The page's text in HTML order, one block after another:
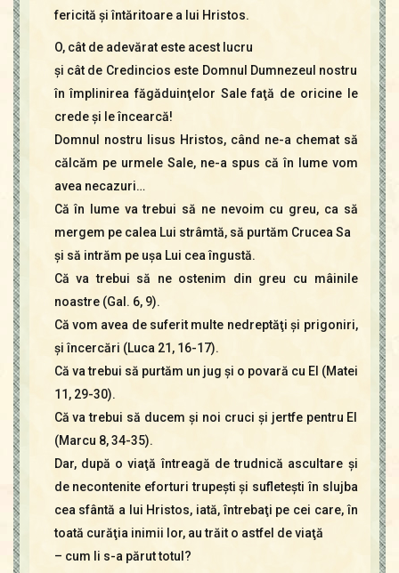
fericită şi întăritoare a lui Hristos.
O, cât de adevărat este acest lucru
şi cât de Credincios este Domnul Dumnezeul nostru
în împlinirea făgăduinţelor Sale faţă de oricine le
crede şi le încearcă!
Domnul nostru Iisus Hristos, când ne-a chemat să
călcăm pe urmele Sale, ne-a spus că în lume vom
avea necazuri…
Că în lume va trebui să ne nevoim cu greu, ca să
mergem pe calea Lui strâmtă, să purtăm Crucea Sa
şi să intrăm pe uşa Lui cea îngustă.
Că va trebui să ne ostenim din greu cu mâinile
noastre (Gal. 6, 9).
Că vom avea de suferit multe nedreptăţi şi prigoniri,
şi încercări (Luca 21, 16-17).
Că va trebui să purtăm un jug şi o povară cu El (Matei
11, 29-30).
Că va trebui să ducem şi noi cruci şi jertfe pentru El
(Marcu 8, 34-35).
Dar, după o viaţă întreagă de trudnică ascultare şi
de necontenite eforturi trupeşti şi sufleteşti în slujba
cea sfântă a lui Hristos, iată, întrebaţi pe cei care, în
toată curăţia inimii lor, au trăit o astfel de viaţă
– cum li s-a părut totul?